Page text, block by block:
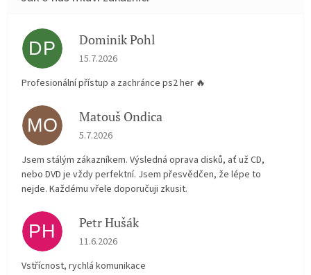
DP Dominik Pohl
Hodnocení obchodu je 5 z 5 hvězdiček.
15.7.2026
Profesionální přístup a zachránce ps2 her 🔥
MO Matouš Ondica
Hodnocení obchodu je 5 z 5 hvězdiček.
5.7.2026
Jsem stálým zákazníkem. Výsledná oprava disků, ať už CD,
nebo DVD je vždy perfektní. Jsem přesvědčen, že lépe to
nejde. Každému vřele doporučuji zkusit.
PH Petr Hušák
Hodnocení obchodu je 5 z 5 hvězdiček.
11.6.2026
Vstřícnost, rychlá komunikace